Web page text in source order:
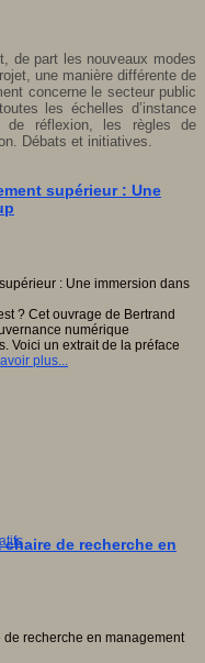
de part les nouveaux modes
une manière différente de
concerne le secteur public
les échelles d’instance
réflexion, les règles de
Débats et initiatives.
supérieur : Une
? Cet ouvrage de Bertrand
numérique
Voici un extrait de la préface
plus...
de recherche en